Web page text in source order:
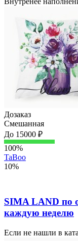
Дозаказ
Смешанная
До 15000 ₽
100%
TaBoo
10%
SIMA LAND по
каждую неделю
Если не нашли в